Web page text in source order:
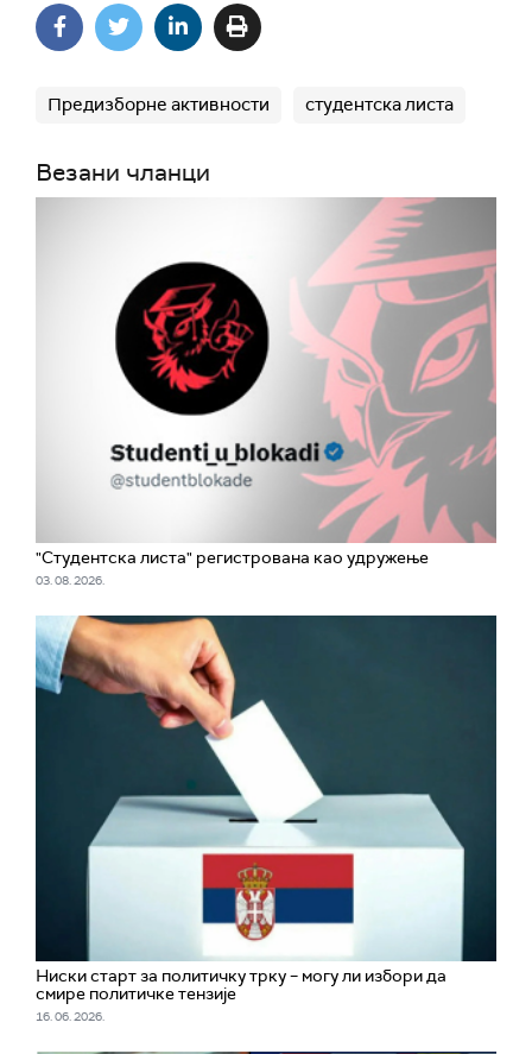
Предизборне активности студентска листа
Везани чланци
"Студентска листа" регистрована као удружење
03. 08. 2026.
Ниски старт за политичку трку – могу ли избори да
смире политичке тензије
16. 06. 2026.